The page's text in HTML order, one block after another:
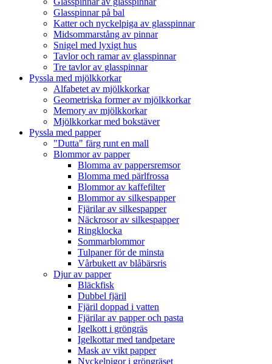
Glasspinnar på bal
Katter och nyckelpiga av glasspinnar
Midsommarstång av pinnar
Snigel med lyxigt hus
Tavlor och ramar av glasspinnar
Tre tavlor av glasspinnar
Pyssla med mjölkkorkar
Alfabetet av mjölkkorkar
Geometriska former av mjölkkorkar
Memory av mjölkkorkar
Mjölkkorkar med bokstäver
Pyssla med papper
"Dutta" färg runt en mall
Blommor av papper
Blomma av pappersremsor
Blomma med pärlfrossa
Blommor av kaffefilter
Blommor av silkespapper
Fjärilar av silkespapper
Näckrosor av silkespapper
Ringklocka
Sommarblommor
Tulpaner för de minsta
Vårbukett av blåbärsris
Djur av papper
Bläckfisk
Dubbel fjäril
Fjäril doppad i vatten
Fjärilar av papper och pasta
Igelkott i gröngräs
Igelkottar med tandpetare
Mask av vikt papper
Nyckelpigor i gröngräset